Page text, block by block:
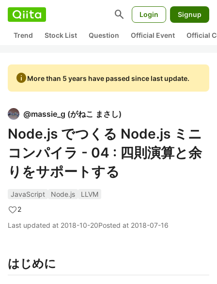
search Login Signup
Trend Stock List Question Official Event Official
infoMore than 5 years have passed since last update.
@massie_g (がねこ まさし)
Node.js でつくる Node.js ミニ
コンパイラ - 04 : 四則演算と余
りをサポートする
JavaScript Node.js
LLVM
2
Last updated at 2018-10-20Posted at 2018-07-16
はじめに